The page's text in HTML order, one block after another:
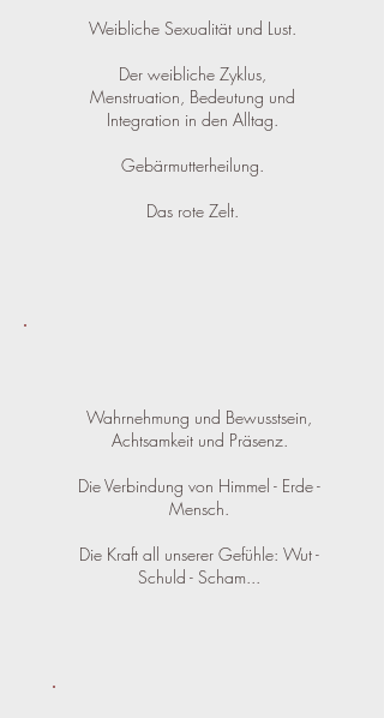
Weibliche Sexualität und Lust.
Der weibliche Zyklus,
Menstruation, Bedeutung und
Integration in den Alltag.
Gebärmutterheilung.
Das rote Zelt.
Wahrnehmung und Bewusstsein,
Achtsamkeit und Präsenz.
Die Verbindung von Himmel - Erde -
Mensch.
Die Kraft all unserer Gefühle: Wut -
Schuld - Scham...